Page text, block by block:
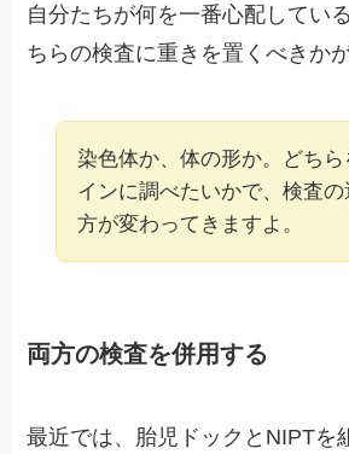
自分たちが何を一番心配してい
ちらの検査に重きを置くべきか
染色体か、体の形か。どちら
インに調べたいかで、検査の
方が変わってきますよ。
両方の検査を併用する
最近では、胎児ドックとNIPTを